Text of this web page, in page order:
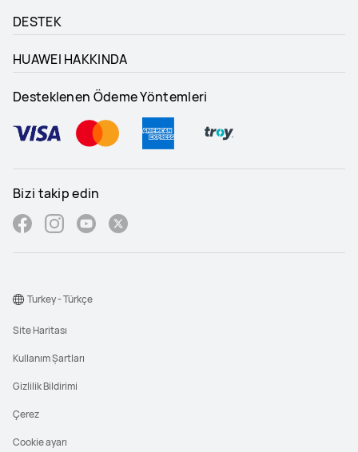
DESTEK
HUAWEI HAKKINDA
Desteklenen Ödeme Yöntemleri
Bizi takip edin
Site Haritası
Kullanım Şartları
Gizlilik Bildirimi
Çerez
Cookie ayarı
Turkey - Türkçe